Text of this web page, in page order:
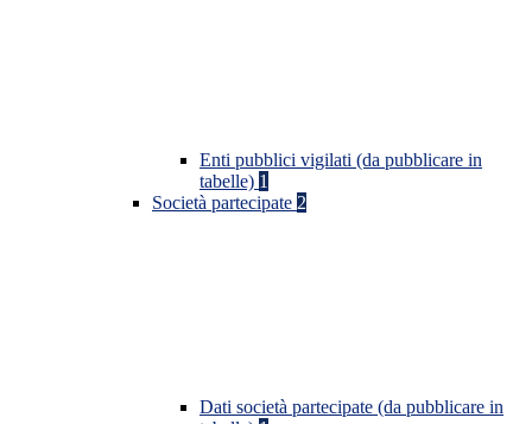
Enti pubblici vigilati (da pubblicare in
tabelle) 1
Società partecipate 2
Dati società partecipate (da pubblicare in